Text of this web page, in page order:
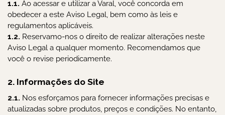
1.1. Ao acessar e utilizar a Varal, você concorda em
obedecer a este Aviso Legal, bem como às leis e
regulamentos aplicáveis.
1.2. Reservamo-nos o direito de realizar alterações neste
Aviso Legal a qualquer momento. Recomendamos que
você o revise periodicamente.
2. Informações do Site
2.1. Nos esforçamos para fornecer informações precisas e
atualizadas sobre produtos, preços e condições. No entanto,